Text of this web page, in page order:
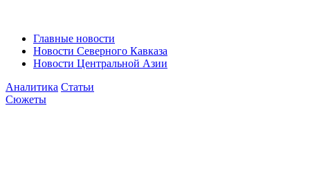
Главные новости
Новости Северного Кавказа
Новости Центральной Азии
Аналитика Статьи
Сюжеты